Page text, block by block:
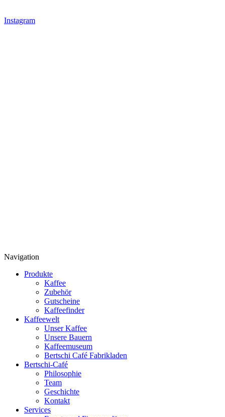
Instagram
Navigation
Produkte
Kaffee
Zubehör
Gutscheine
Kaffeefinder
Kaffeewelt
Unser Kaffee
Unsere Bauern
Kaffeemuseum
Bertschi Café Fabrikladen
Bertschi-Café
Philosophie
Team
Geschichte
Kontakt
Services